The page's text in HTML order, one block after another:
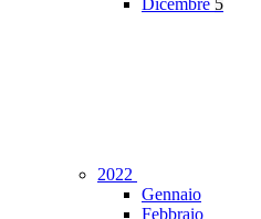
Dicembre 5
2022
Gennaio
Febbraio